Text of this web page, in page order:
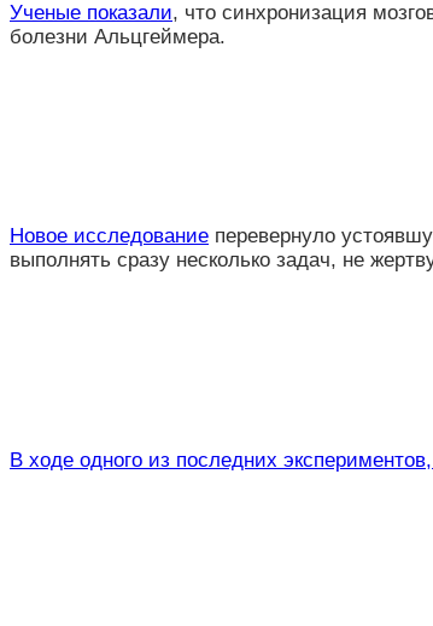
Ученые показали, что синхронизация
болезни Альцгеймера.
Новое исследование перевернуло
выполнять сразу несколько задач, не
В ходе одного из последних